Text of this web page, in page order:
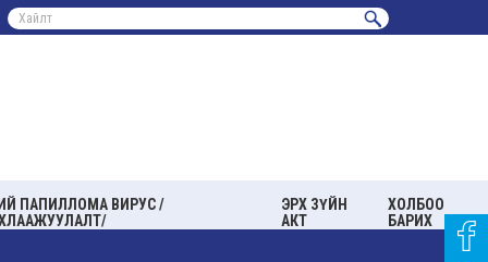
ПАПИЛЛОМА ВИРУС /
ЭРХ ЗҮЙН
АКТ
ХОЛБОО
БАРИХ